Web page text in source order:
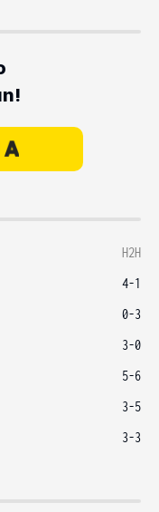
H2H
4-1
0-3
3-0
5-6
3-5
3-3